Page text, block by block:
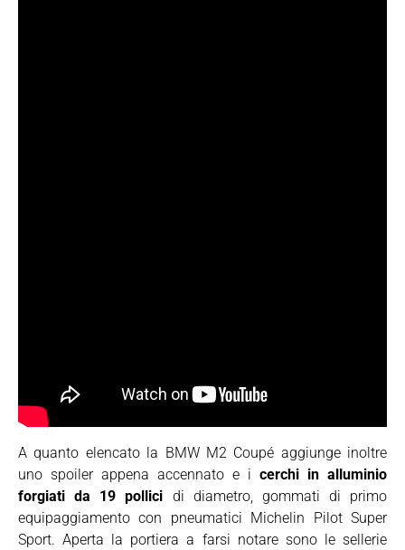
A quanto elencato la BMW M2 Coupé aggiunge inoltre
uno spoiler appena accennato e i cerchi in alluminio
forgiati da 19 pollici di diametro, gommati di primo
equipaggiamento con pneumatici Michelin Pilot Super
Sport. Aperta la portiera a farsi notare sono le sellerie